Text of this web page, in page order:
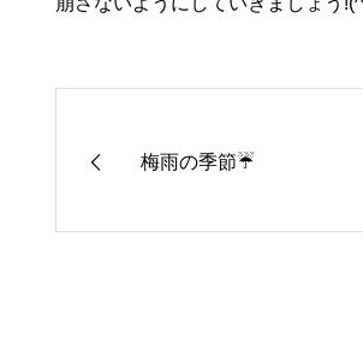
梅雨の季節☔